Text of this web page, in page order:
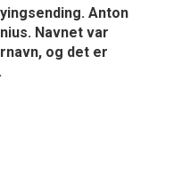
Anton
Navnet var
og det er